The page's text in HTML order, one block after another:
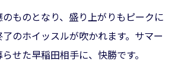
ものとなり、盛り上がりもピークに
のホイッスルが吹かれます。サマー
せた早稲田相手に、快勝です。